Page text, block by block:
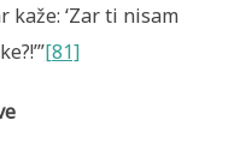
kaže: ‘Zar ti nisam
[81]